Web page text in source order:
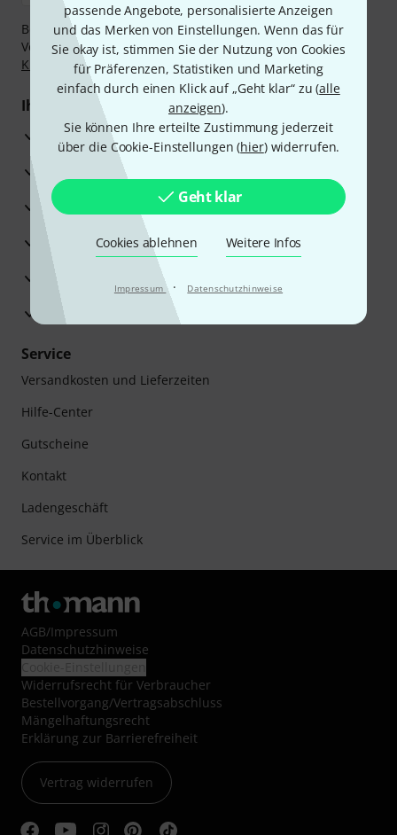
passende Angebote, personalisierte Anzeigen
und das Merken von Einstellungen. Wenn das für
Sie okay ist, stimmen Sie der Nutzung von Cookies
für Präferenzen, Statistiken und Marketing
einfach durch einen Klick auf „Geht klar“ zu (alle
anzeigen).
Sie können Ihre erteilte Zustimmung jederzeit
über die Cookie-Einstellungen (hier) widerrufen.
Geht klar
Cookies ablehnen Weitere Infos
Impressum · Datenschutzhinweise
Bezahlen Sie vertraulich und sicher per Nachnahme,
Vorkasse, PayPal, Amazon Pay,Klarna Sofort bezahlen,
Klarna Ratenzahlungoder Kreditkarte.
Ihre Vorteile
3 Jahre Thomann Garantie
30 Tage Money-Back-Garantie
Reparaturservice
Beratung durch Fachexperten
Zufriedenheitsgarantie
Europas größtes Versandlager
Service
Versandkosten und Lieferzeiten
Hilfe-Center
Gutscheine
Kontakt
Ladengeschäft
Service im Überblick
AGB/Impressum
Datenschutzhinweise
Widerrufsrecht für Verbraucher
Bestellvorgang/Vertragsabschluss
Mängelhaftungsrecht
Erklärung zur Barrierefreiheit
Vertrag widerrufen